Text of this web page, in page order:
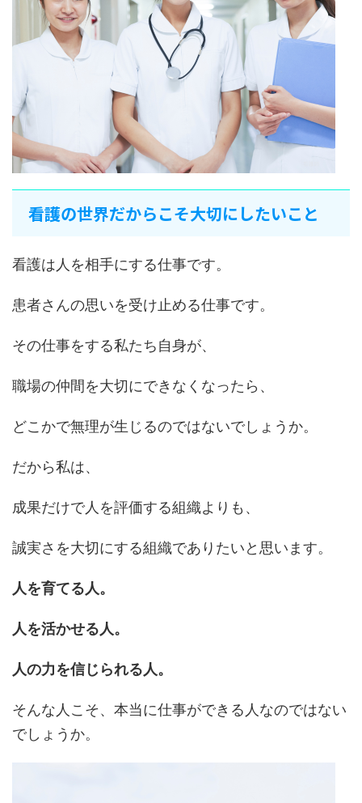
看護の世界だからこそ大切にしたいこと
看護は人を相手にする仕事です。
患者さんの思いを受け止める仕事です。
その仕事をする私たち自身が、
職場の仲間を大切にできなくなったら、
どこかで無理が生じるのではないでしょうか。
だから私は、
成果だけで人を評価する組織よりも、
誠実さを大切にする組織でありたいと思います。
人を育てる人。
人を活かせる人。
人の力を信じられる人。
そんな人こそ、本当に仕事ができる人なのではない
でしょうか。